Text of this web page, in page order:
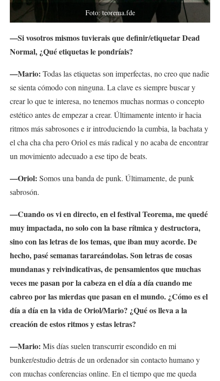
Foto: teorema.fde
—Si vosotros mismos tuvierais que definir/etiquetar Dead
Normal, ¿Qué etiquetas le pondríais?
—Mario: Todas las etiquetas son imperfectas, no creo que nadie
se sienta cómodo con ninguna. La clave es siempre buscar y
crear lo que te interesa, no tenemos muchas normas o concepto
estético antes de empezar a crear. Últimamente intento ir hacia
ritmos más sabrosones e ir introduciendo la cumbia, la bachata y
el cha cha cha pero Oriol es más radical y no acaba de encontrar
un movimiento adecuado a ese tipo de beats.
—Oriol: Somos una banda de punk. Últimamente, de punk
sabrosón.
—Cuando os vi en directo, en el festival Teorema, me quedé
muy impactada, no solo con la base rítmica y destructora,
sino con las letras de los temas, que iban muy acorde. De
hecho, pasé semanas tarareándolas.Son letras de cosas
mundanas y reivindicativas, de pensamientos que muchas
veces me pasan por la cabeza en el día a día cuando me
cabreo por las mierdas que pasan en el mundo. ¿Cómo es el
día a día en la vida de Oriol/Mario? ¿Qué os lleva a la
creación de estos ritmos y estas letras?
—Mario: Mis días suelen transcurrir escondido en mi
bunker/estudio detrás de un ordenador sin contacto humano y
con muchas conferencias online. En el tiempo que me queda